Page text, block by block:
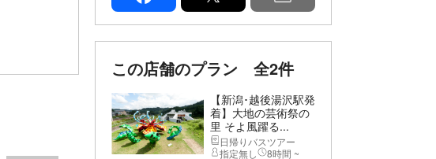
この店舗のプラン 全2件
【新潟･越後湯沢駅発
着】大地の芸術祭の
里 そよ風躍る...
日帰りバスツアー
指定無し
8時間 ~